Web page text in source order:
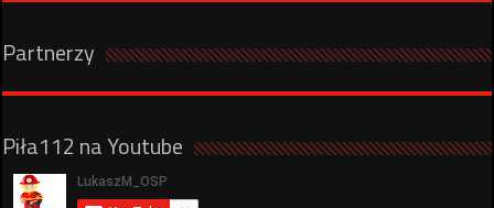
Partnerzy
Piła112 na Youtube